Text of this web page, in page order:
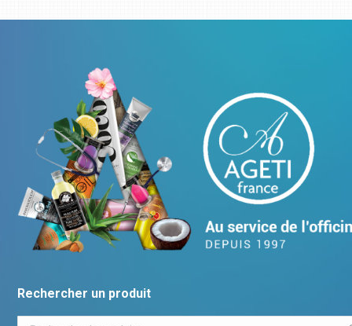
Rechercher un produit